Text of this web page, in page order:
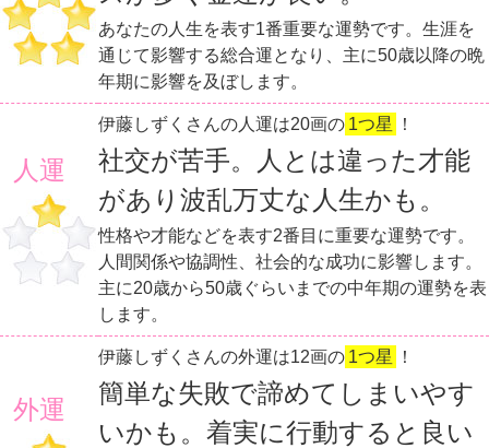
あなたの人生を表す1番重要な運勢です。生涯を
通じて影響する総合運となり、主に50歳以降の晩
年期に影響を及ぼします。
人運
伊藤しずくさんの人運は20画の 1つ星 ！
社交が苦手。人とは違った才能
があり波乱万丈な人生かも。
性格や才能などを表す2番目に重要な運勢です。
人間関係や協調性、社会的な成功に影響します。
主に20歳から50歳ぐらいまでの中年期の運勢を表
します。
外運
伊藤しずくさんの外運は12画の 1つ星 ！
簡単な失敗で諦めてしまいやす
いかも。着実に行動すると良い